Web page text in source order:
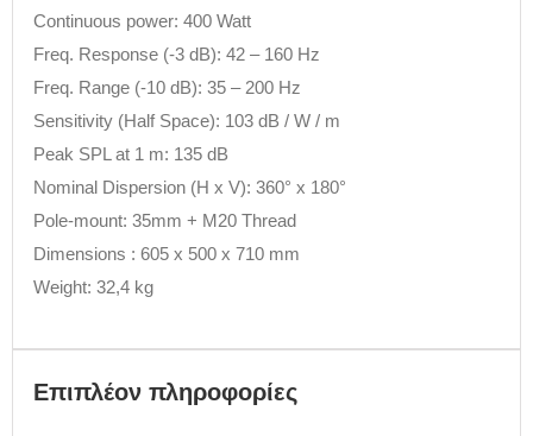
Continuous power: 400 Watt
Freq. Response (-3 dB): 42 – 160 Hz
Freq. Range (-10 dB): 35 – 200 Hz
Sensitivity (Half Space): 103 dB / W / m
Peak SPL at 1 m: 135 dB
Nominal Dispersion (H x V): 360° x 180°
Pole-mount: 35mm + M20 Thread
Dimensions : 605 x 500 x 710 mm
Weight: 32,4 kg
Επιπλέον πληροφορίες